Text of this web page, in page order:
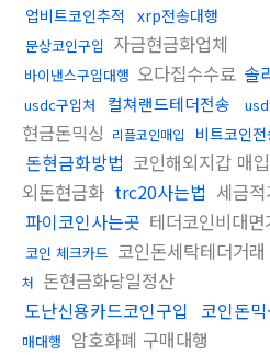
업비트코인추적 xrp전송대행
문상코인구입 자금현금화업체
바이낸스구입대행 오다집수수료 솔
usdc구입처 컬쳐랜드테더전송
현금돈믹싱 리플코인매입 비트코인
돈현금화방법 코인해외지갑 매입
외돈현금화 trc20사는법 세금
파이코인사는곳 테더코인비대면
코인 체크카드 코인돈세탁테더거래
처 돈현금화당일정산
도난신용카드코인구입 코인돈믹
매대행 암호화폐 구매대행